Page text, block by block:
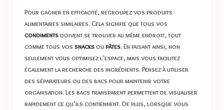
Pour gagner en efficacité, regroupez vos produits
alimentaires similaires. Cela signifie que tous vos
condimentsdoivent se trouver au même endroit, tout
comme tous vos snacks ou pâtes. En faisant ainsi, non
seulement vous optimisez l’espace, mais vous facilitez
également la recherche des ingrédients. Pensez à utiliser
des séparateurs ou des bacs pour maintenir votre
organisation. Les bacs transparent permettent de visualiser
rapidement ce qu’ils contiennent. De plus, lorsque vous